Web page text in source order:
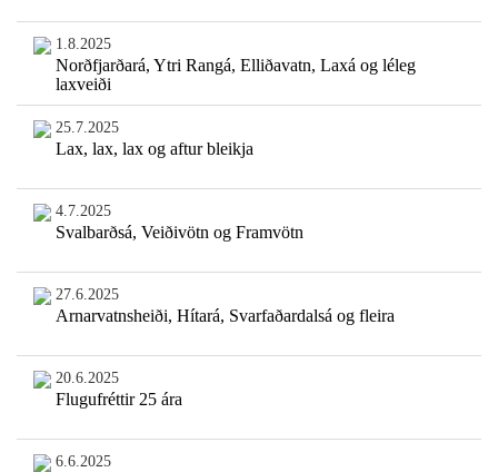
1.8.2025
Norðfjarðará, Ytri Rangá, Elliðavatn, Laxá og léleg
laxveiði
25.7.2025
Lax, lax, lax og aftur bleikja
4.7.2025
Svalbarðsá, Veiðivötn og Framvötn
27.6.2025
Arnarvatnsheiði, Hítará, Svarfaðardalsá og fleira
20.6.2025
Flugufréttir 25 ára
6.6.2025